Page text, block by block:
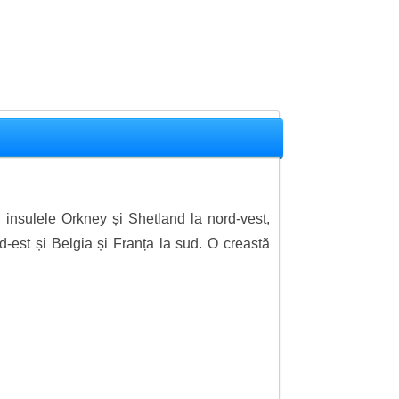
Orkney și Shetland la nord-vest,
est și Belgia și Franța la sud. O creastă